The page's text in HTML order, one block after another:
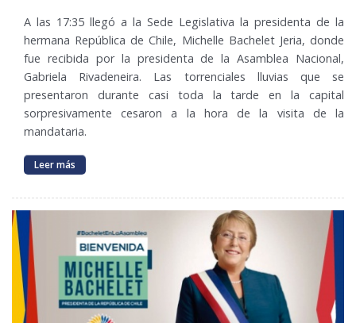
A las 17:35 llegó a la Sede Legislativa la presidenta de la
hermana República de Chile, Michelle Bachelet Jeria, donde
fue recibida por la presidenta de la Asamblea Nacional,
Gabriela Rivadeneira. Las torrenciales lluvias que se
presentaron durante casi toda la tarde en la capital
sorpresivamente cesaron a la hora de la visita de la
mandataria.
Leer más